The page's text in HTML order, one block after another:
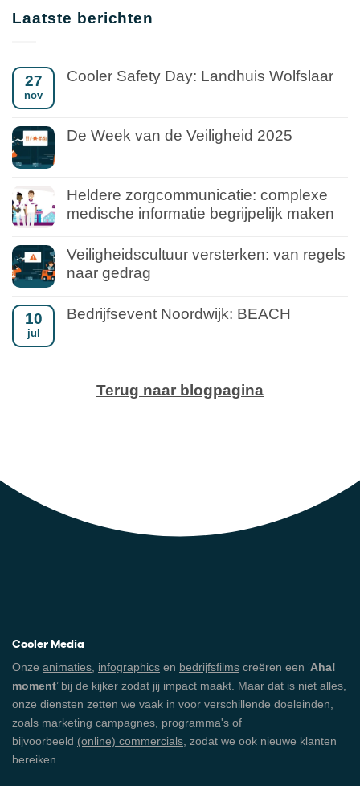
Laatste berichten
27
nov
Cooler Safety Day: Landhuis Wolfslaar
De Week van de Veiligheid 2025
Heldere zorgcommunicatie: complexe
medische informatie begrijpelijk maken
Veiligheidscultuur versterken: van regels
naar gedrag
10
jul
Bedrijfsevent Noordwijk: BEACH
Terug naar blogpagina
Cooler Media
Onze animaties, infographics en bedrijfsfilms creëren een ‘Aha!
moment’ bij de kijker zodat jij impact maakt. Maar dat is niet alles,
onze diensten zetten we vaak in voor verschillende doeleinden,
zoals marketing campagnes, programma's of
bijvoorbeeld (online) commercials, zodat we ook nieuwe klanten
bereiken.